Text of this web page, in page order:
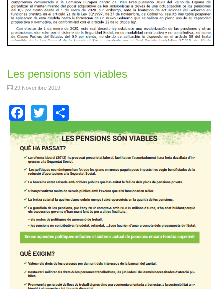
Les pensions són viables
29 Novembre 2019
Facebook
Twitter